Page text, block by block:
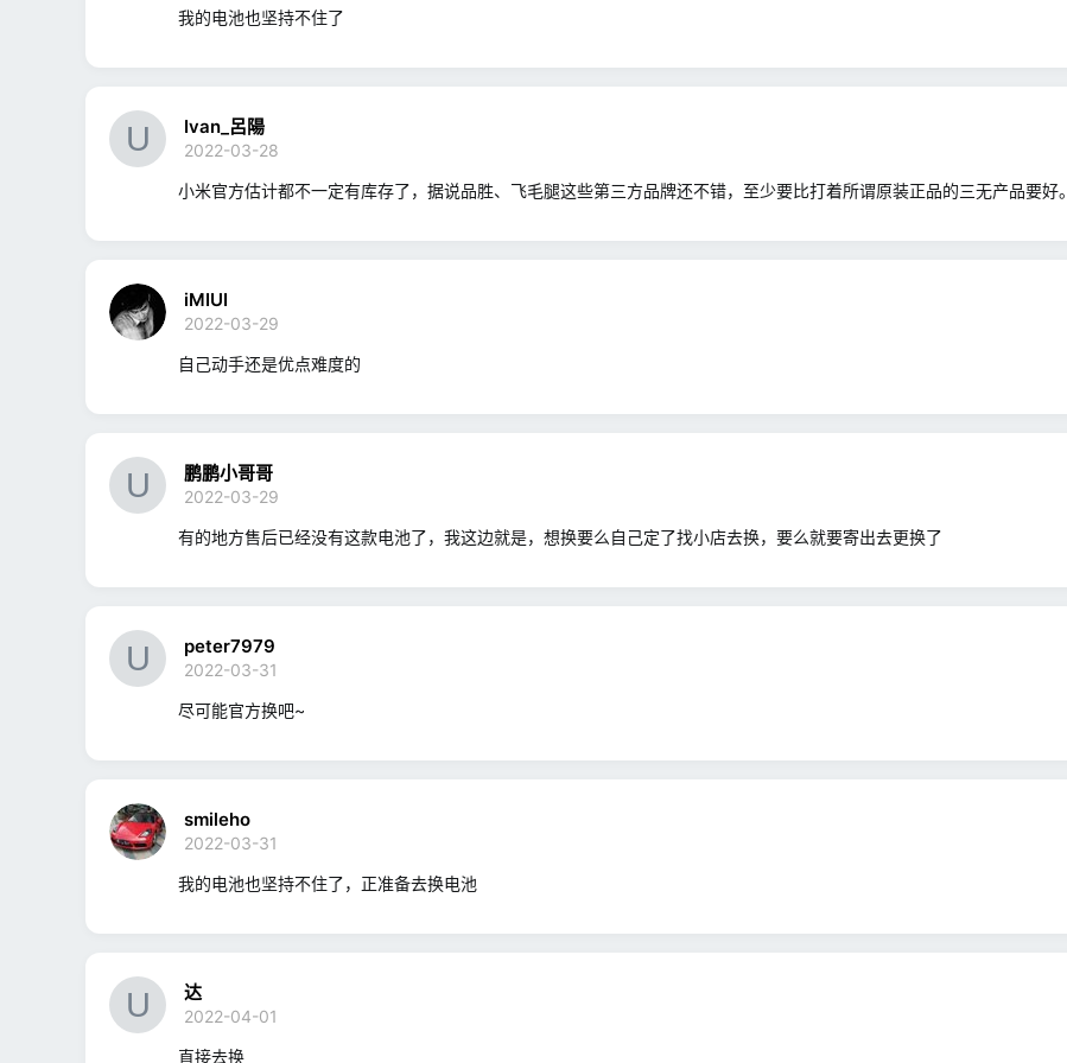
我的电池也坚持不住了
Ivan_呂陽
2022-03-28
小米官方估计都不一定有库存了，据说品胜、飞毛腿这些第三方品牌还不错，至少要比打着所谓原装正品的三无产品要好。
iMIUI
2022-03-29
自己动手还是优点难度的
鹏鹏小哥哥
2022-03-29
有的地方售后已经没有这款电池了，我这边就是，想换要么自己定了找小店去换，要么就要寄出去更换了
peter7979
2022-03-31
尽可能官方换吧~
smileho
2022-03-31
我的电池也坚持不住了，正准备去换电池
达
2022-04-01
直接去换